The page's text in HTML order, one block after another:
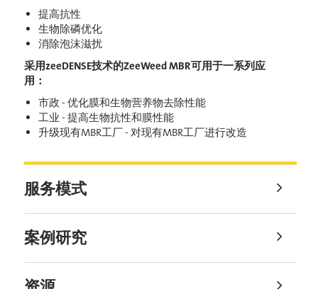
提高抗性
生物除磷优化
消除泡沫滋扰
采用zeeDENSE技术的ZeeWeed MBR可用于一系列应
用：
市政 - 优化膜和生物营养物去除性能
工业 - 提高生物抗性和膜性能
升级现有MBR工厂 - 对现有MBR工厂进行改造
服务模式
案例研究